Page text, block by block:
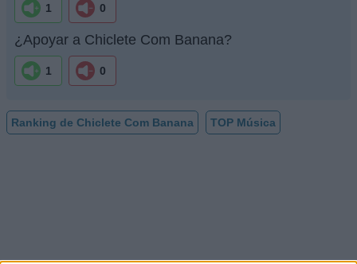
1 0
¿Apoyar a Chiclete Com Banana?
1 0
Ranking de Chiclete Com Banana TOP Música